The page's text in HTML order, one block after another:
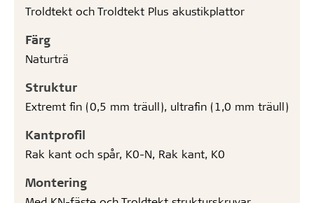
Troldtekt och Troldtekt Plus akustikplattor
Färg
Naturträ
Struktur
Extremt fin (0,5 mm träull), ultrafin (1,0 mm träull)
Kantprofil
Rak kant och spår, K0-N, Rak kant, K0
Montering